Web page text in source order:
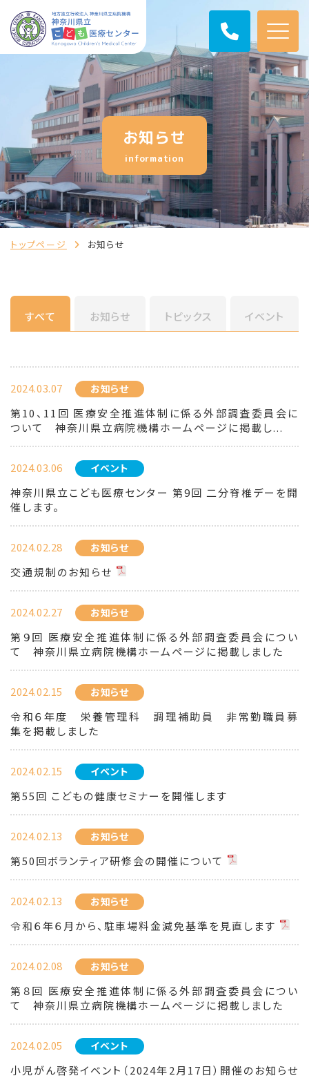
お知らせ
information
トップページ お知らせ
すべて お知らせ トピックス イベント
2024.03.07 お知らせ
第10、11回 医療安全推進体制に係る外部調査委員会に
ついて 神奈川県立病院機構ホームページに掲載し...
2024.03.06 イベント
神奈川県立こども医療センター 第9回 二分脊椎デーを開
催します。
2024.02.28 お知らせ
交通規制のお知らせ
2024.02.27 お知らせ
第９回 医療安全推進体制に係る外部調査委員会につい
て 神奈川県立病院機構ホームページに掲載しました
2024.02.15 お知らせ
令和６年度 栄養管理科 調理補助員 非常勤職員募
集を掲載しました
2024.02.15 イベント
第55回 こどもの健康セミナーを開催します
2024.02.13 お知らせ
第50回ボランティア研修会の開催について
2024.02.13 お知らせ
令和６年６月から、駐車場料金減免基準を見直します
2024.02.08 お知らせ
第８回 医療安全推進体制に係る外部調査委員会につい
て 神奈川県立病院機構ホームページに掲載しました
2024.02.05 イベント
小児がん啓発イベント（2024年2月17日）開催のお知らせ